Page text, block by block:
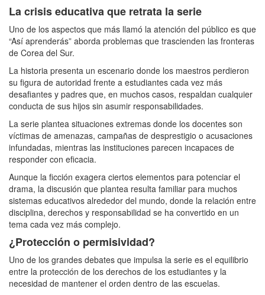
La crisis educativa que retrata la serie
Uno de los aspectos que más llamó la atención del público es que
“Así aprenderás” aborda problemas que trascienden las fronteras
de Corea del Sur.
La historia presenta un escenario donde los maestros perdieron
su figura de autoridad frente a estudiantes cada vez más
desafiantes y padres que, en muchos casos, respaldan cualquier
conducta de sus hijos sin asumir responsabilidades.
La serie plantea situaciones extremas donde los docentes son
víctimas de amenazas, campañas de desprestigio o acusaciones
infundadas, mientras las instituciones parecen incapaces de
responder con eficacia.
Aunque la ficción exagera ciertos elementos para potenciar el
drama, la discusión que plantea resulta familiar para muchos
sistemas educativos alrededor del mundo, donde la relación entre
disciplina, derechos y responsabilidad se ha convertido en un
tema cada vez más complejo.
¿Protección o permisividad?
Uno de los grandes debates que impulsa la serie es el equilibrio
entre la protección de los derechos de los estudiantes y la
necesidad de mantener el orden dentro de las escuelas.